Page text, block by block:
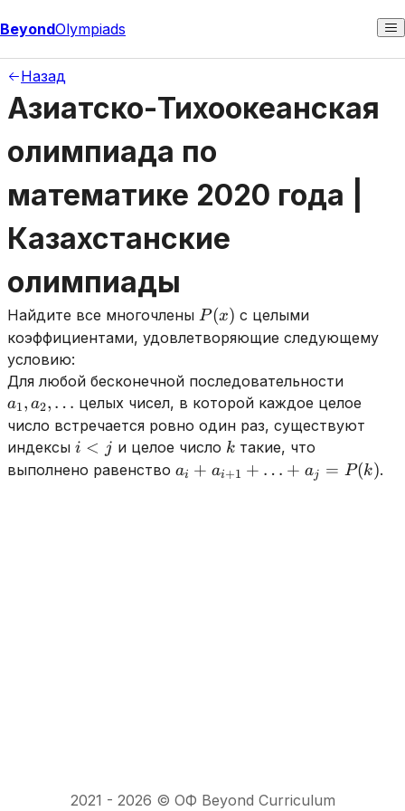
BeyondOlympiads
Назад
Азиатско-Тихоокеанская
олимпиада по
математике 2020 года |
Казахстанские
олимпиады
Найдите все многочлены P(x)
P(x) с целыми
коэффициентами, удовлетворяющие следующему
условию:
Для любой бесконечной последовательности
,a_2 ,
\ldots
a1, a2, … целых чисел, в которой каждое целое
число встречается ровно один раз, существуют
индексы i
<
i < j и целое число k
k такие, что
выполнено равенство a_i
ai + ai+1 + … + aj = P(k).
2021 - 2026 © ОФ Beyond Curriculum